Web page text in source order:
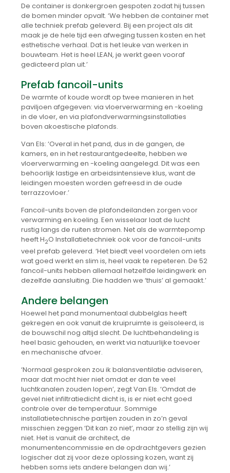
De container is donkergroen gespoten zodat hij tussen
de bomen minder opvalt. ‘We hebben de container met
alle techniek prefab geleverd. Bij een project als dit
maak je de hele tijd een afweging tussen kosten en het
esthetische verhaal. Dat is het leuke van werken in
bouwteam. Het is heel LEAN, je werkt geen vooraf
gedicteerd plan uit.’
Prefab fancoil-units
De warmte of koude wordt op twee manieren in het
paviljoen afgegeven: via vloerverwarming en -koeling
in de vloer, en via plafondverwarmingsinstallaties
boven akoestische plafonds.
Van Els: ‘Overal in het pand, dus in de gangen, de
kamers, en in het restaurantgedeelte, hebben we
vloerverwarming en -koeling aangelegd. Dit was een
behoorlijk lastige en arbeidsintensieve klus, want de
leidingen moesten worden gefreesd in de oude
terrazzovloer.’
Fancoil-units boven de plafondeilanden zorgen voor
verwarming en koeling. Een wisselaar laat de lucht
rustig langs de ruiten stromen. Net als de warmtepomp
heeft H2O Installatietechniek ook voor de fancoil-units
veel prefab geleverd. ‘Het biedt veel voordelen om iets
wat goed werkt en slim is, heel vaak te repeteren. De 52
fancoil-units hebben allemaal hetzelfde leidingwerk en
dezelfde aansluiting. Die hadden we ‘thuis’ al gemaakt.’
Andere belangen
Hoewel het pand monumentaal dubbelglas heeft
gekregen en ook vanuit de kruipruimte is geïsoleerd, is
de bouwschil nog altijd slecht. De luchtbehandeling is
heel basic gehouden, en werkt via natuurlijke toevoer
en mechanische afvoer.
‘Normaal gesproken zou ik balansventilatie adviseren,
maar dat mocht hier niet omdat er dan te veel
luchtkanalen zouden lopen’, zegt Van Els. ‘Omdat de
gevel niet infiltratiedicht dicht is, is er niet echt goed
controle over de temperatuur. Sommige
installatietechnische partijen zouden in zo’n geval
misschien zeggen ‘Dit kan zo niet’, maar zo stellig zijn wij
niet. Het is vanuit de architect, de
monumentencommissie en de opdrachtgevers gezien
logischer dat zij voor deze oplossing kozen, want zij
hebben soms iets andere belangen dan wij.’